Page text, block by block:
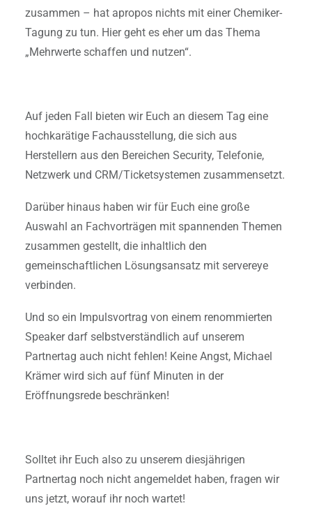
zusammen – hat apropos nichts mit einer Chemiker-
Tagung zu tun. Hier geht es eher um das Thema
„Mehrwerte schaffen und nutzen“.
Auf jeden Fall bieten wir Euch an diesem Tag eine
hochkarätige Fachausstellung, die sich aus
Herstellern aus den Bereichen Security, Telefonie,
Netzwerk und CRM/Ticketsystemen zusammensetzt.
Darüber hinaus haben wir für Euch eine große
Auswahl an Fachvorträgen mit spannenden Themen
zusammen gestellt, die inhaltlich den
gemeinschaftlichen Lösungsansatz mit servereye
verbinden.
Und so ein Impulsvortrag von einem renommierten
Speaker darf selbstverständlich auf unserem
Partnertag auch nicht fehlen! Keine Angst, Michael
Krämer wird sich auf fünf Minuten in der
Eröffnungsrede beschränken!
Solltet ihr Euch also zu unserem diesjährigen
Partnertag noch nicht angemeldet haben, fragen wir
uns jetzt, worauf ihr noch wartet!